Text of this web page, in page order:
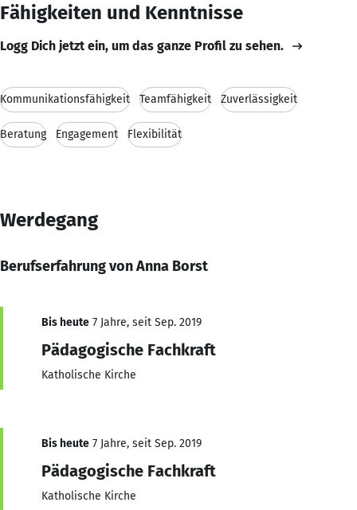
Fähigkeiten und Kenntnisse
Logg Dich jetzt ein, um das ganze Profil zu sehen.
Kommunikationsfähigkeit Teamfähigkeit Zuverlässigkeit
Beratung Engagement Flexibilität
Werdegang
Berufserfahrung von Anna Borst
Bis heute 7 Jahre, seit Sep. 2019
Pädagogische Fachkraft
Katholische Kirche
Bis heute 7 Jahre, seit Sep. 2019
Pädagogische Fachkraft
Katholische Kirche